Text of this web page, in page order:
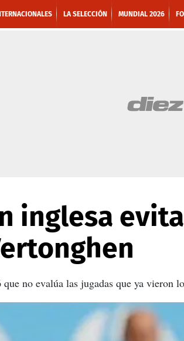
LA SELECCIÓN MUNDIAL 2026
inglesa
no evalúa las jugadas que ya vieron